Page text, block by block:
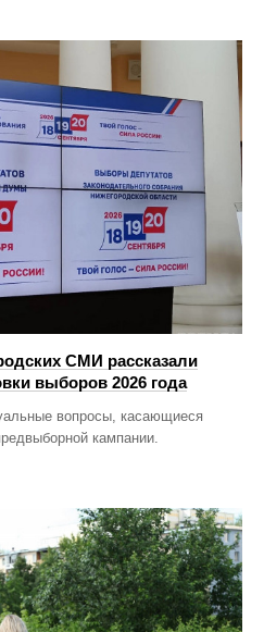
СМИ рассказали
выборов 2026 года
вопросы, касающиеся
кампании.